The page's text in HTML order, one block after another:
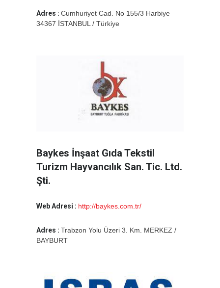
Adres : Cumhuriyet Cad. No 155/3 Harbiye
34367 İSTANBUL / Türkiye
Baykes İnşaat Gıda Tekstil
Turizm Hayvancılık San. Tic. Ltd.
Şti.
Web Adresi : http://baykes.com.tr/
Adres : Trabzon Yolu Üzeri 3. Km. MERKEZ /
BAYBURT